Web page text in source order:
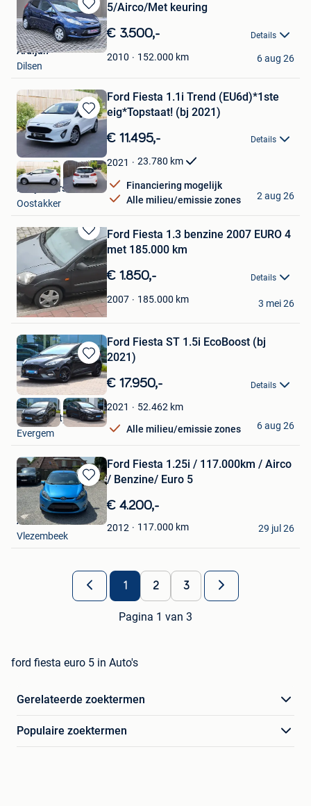
Bewaren
in
Mijn
Favorieten
5/Airco/Met keuring
€ 3.500,- Details
2010 152.000 km
Ardijan
Dilsen
6 aug 26
Bewaren
in
Mijn
Favorieten
Ford Fiesta 1.1i Trend (EU6d)*1ste
eig*Topstaat! (bj 2021)
€ 11.495,- Details
2021 23.780 km
Financiering mogelijk
Alle milieu/emissie zones
Kelly's Cars
Oostakker
2 aug 26
Bewaren
in
Mijn
Favorieten
Ford Fiesta 1.3 benzine 2007 EURO 4
met 185.000 km
€ 1.850,- Details
2007 185.000 km
driss
Deurne
3 mei 26
Bewaren
in
Favorieten
Ford Fiesta ST 1.5i EcoBoost (bj
2021)
€ 17.950,- Details
2021 52.462 km
Alle milieu/emissie zones
AB Mobility BVBA
Evergem
6 aug 26
Bewaren
in
Mijn
Favorieten
Ford Fiesta 1.25i / 117.000km / Airco
/ Benzine/ Euro 5
€ 4.200,-
2012 117.000 km
A.K. Auto
Vlezembeek
29 jul 26
1 2 3
Pagina 1 van 3
ford fiesta euro 5 in Auto's
Gerelateerde zoektermen
Populaire zoektermen